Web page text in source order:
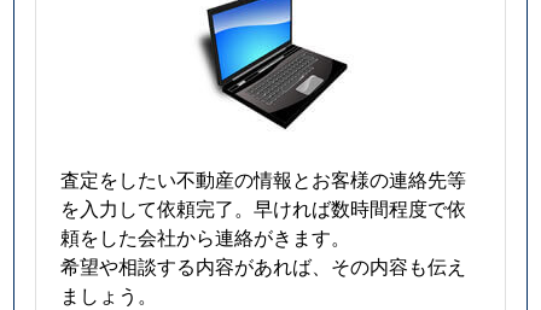
査定をしたい不動産の情報とお客様の連絡先等
を入力して依頼完了。早ければ数時間程度で依
頼をした会社から連絡がきます。
希望や相談する内容があれば、その内容も伝え
ましょう。